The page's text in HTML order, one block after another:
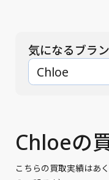
気になるブラ
Chloe
Chloeの
こちらの買取実績はあ